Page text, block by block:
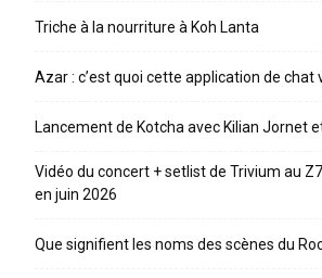
Triche à la nourriture à Koh Lanta
Azar : c’est quoi cette application de chat
Lancement de Kotcha avec Kilian Jornet
Vidéo du concert + setlist de Trivium au
en juin 2026
Que signifient les noms des scènes du